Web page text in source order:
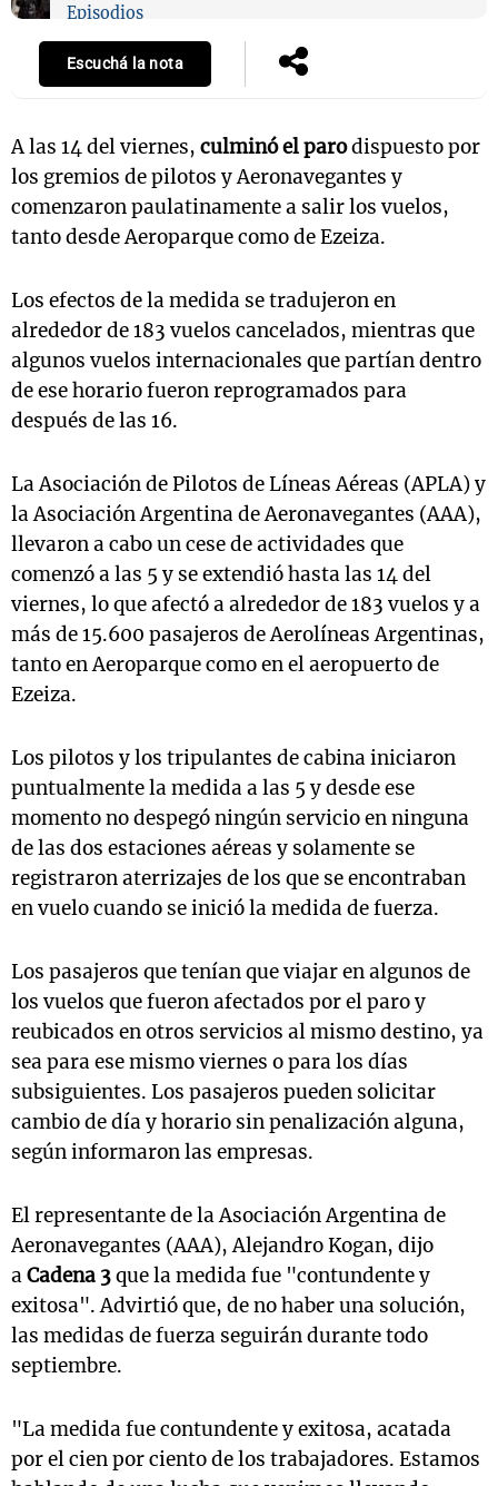
Episodios
Escuchá la nota
A las 14 del viernes, culminó el parodispuesto por
los gremios de pilotos y Aeronavegantes y
comenzaron paulatinamente a salir los vuelos,
tanto desde Aeroparque como de Ezeiza.
Los efectos de la medida se tradujeron en
alrededor de 183 vuelos cancelados, mientras que
algunos vuelos internacionales que partían dentro
de ese horario fueron reprogramados para
después de las 16.
La Asociación de Pilotos de Líneas Aéreas (APLA) y
la Asociación Argentina de Aeronavegantes (AAA),
llevaron a cabo un cese de actividades que
comenzó a las 5 y se extendió hasta las 14 del
viernes, lo que afectó a alrededor de 183 vuelos y a
más de 15.600 pasajeros de Aerolíneas Argentinas,
tanto en Aeroparque como en el aeropuerto de
Ezeiza.
Los pilotos y los tripulantes de cabina iniciaron
puntualmente la medida a las 5 y desde ese
momento no despegó ningún servicio en ninguna
de las dos estaciones aéreas y solamente se
registraron aterrizajes de los que se encontraban
en vuelo cuando se inició la medida de fuerza.
Los pasajeros que tenían que viajar en algunos de
los vuelos que fueron afectados por el paro y
reubicados en otros servicios al mismo destino, ya
sea para ese mismo viernes o para los días
subsiguientes. Los pasajeros pueden solicitar
cambio de día y horario sin penalización alguna,
según informaron las empresas.
El representante de la Asociación Argentina de
Aeronavegantes (AAA), Alejandro Kogan, dijo
aCadena 3que la medida fue "contundente y
exitosa". Advirtió que, de no haber una solución,
las medidas de fuerza seguirán durante todo
septiembre.
"La medida fue contundente y exitosa, acatada
por el cien por ciento de los trabajadores. Estamos